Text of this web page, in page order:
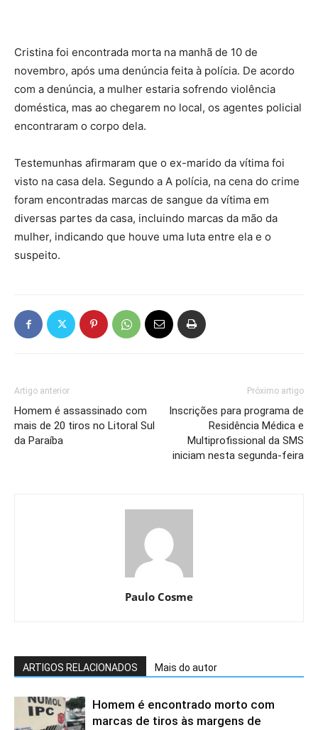
Cristina foi encontrada morta na manhã de 10 de
novembro, após uma denúncia feita à polícia. De acordo
com a denúncia, a mulher estaria sofrendo violência
doméstica, mas ao chegarem no local, os agentes policial
encontraram o corpo dela.
Testemunhas afirmaram que o ex-marido da vítima foi
visto na casa dela. Segundo a A polícia, na cena do crime
foram encontradas marcas de sangue da vítima em
diversas partes da casa, incluindo marcas da mão da
mulher, indicando que houve uma luta entre ela e o
suspeito.
Artigo anterior
Homem é assassinado com
mais de 20 tiros no Litoral Sul
da Paraíba
Próximo artigo
Inscrições para programa de
Residência Médica e
Multiprofissional da SMS
iniciam nesta segunda-feira
Paulo Cosme
ARTIGOS RELACIONADOS Mais do autor
Homem é encontrado morto com
marcas de tiros às margens de